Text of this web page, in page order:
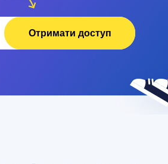
Отримати доступ